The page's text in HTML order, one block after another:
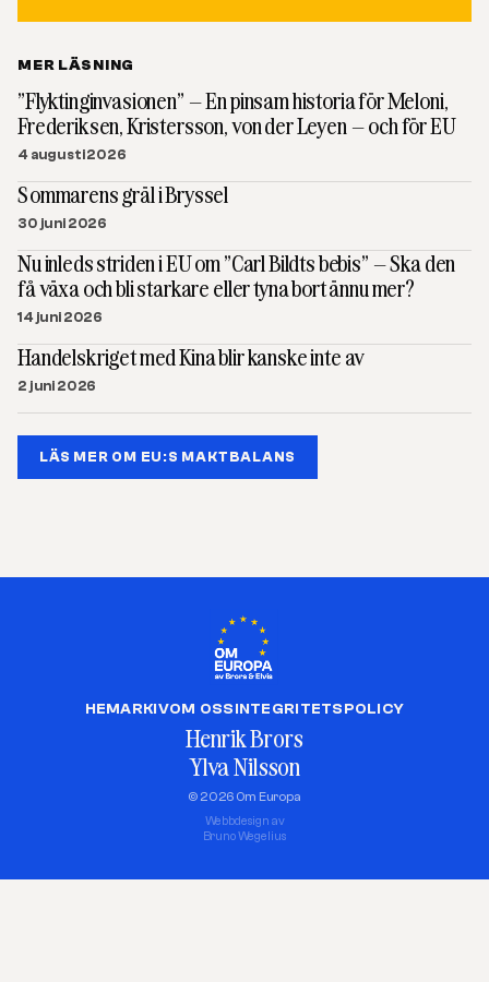
MER LÄSNING
”Flyktinginvasionen” – En pinsam historia för Meloni,
Frederiksen, Kristersson, von der Leyen – och för EU
4 augusti 2026
Sommarens gräl i Bryssel
30 juni 2026
Nu inleds striden i EU om ”Carl Bildts bebis” – Ska den
få växa och bli starkare eller tyna bort ännu mer?
14 juni 2026
Handelskriget med Kina blir kanske inte av
2 juni 2026
LÄS MER OM EU:S MAKTBALANS
HEMARKIVOM OSSINTEGRITETSPOLICY
Henrik Brors
Ylva Nilsson
© 2026 Om Europa
Webbdesign av
Bruno Wegelius